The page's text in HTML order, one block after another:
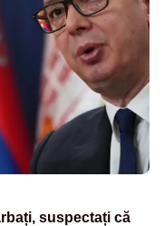
suspectați că